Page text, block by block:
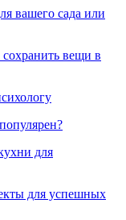
вашего сада или
вещи в
для
для успешных